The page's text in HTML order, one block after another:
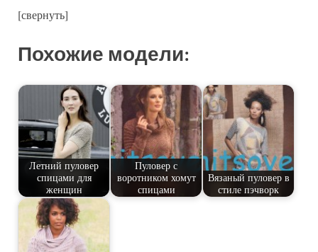
[свернуть]
Похожие модели:
Летний пуловер
спицами для
женщин
Пуловер с
воротником хомут
спицами
Вязаный пуловер в
стиле пэчворк